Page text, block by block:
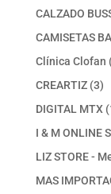
CALZADO
CAMISETAS
Clínica Clofan
CREARTIZ 33
DIGITAL MTX
I & M ONLINE
LIZ STORE -
MAS